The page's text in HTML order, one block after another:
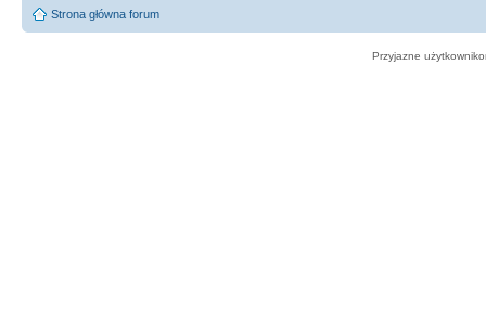
Strona główna forum
Przyjazne